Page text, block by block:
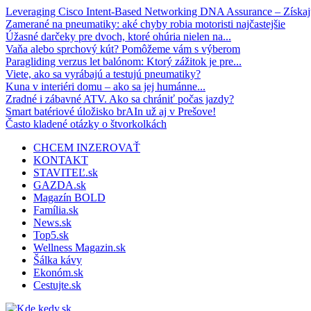
Leveraging Cisco Intent-Based Networking DNA Assurance –
Zamerané na pneumatiky: aké chyby robia motoristi najčastejšie
Úžasné darčeky pre dvoch, ktoré ohúria nielen na...
Vaňa alebo sprchový kút? Pomôžeme vám s výberom
Paragliding verzus let balónom: Ktorý zážitok je pre...
Viete, ako sa vyrábajú a testujú pneumatiky?
Kuna v interiéri domu – ako sa jej humánne...
Zradné i zábavné ATV. Ako sa chrániť počas jazdy?
Smart batériové úložisko brAIn už aj v Prešove!
Často kladené otázky o štvorkolkách
CHCEM INZEROVAŤ
KONTAKT
STAVITEĽ.sk
GAZDA.sk
Magazín BOLD
Família.sk
News.sk
Top5.sk
Wellness Magazin.sk
Šálka kávy
Ekonóm.sk
Cestujte.sk